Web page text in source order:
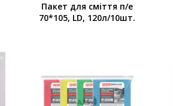
Пакет для смiття п/е
70*105, LD, 120л/10шт.